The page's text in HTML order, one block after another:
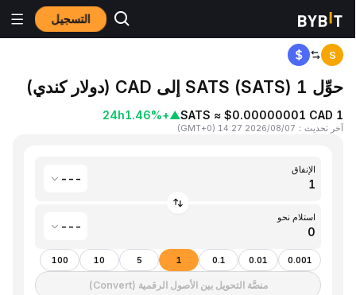
التسجيل المنزٍل Satoshis Vision(SATS) to دولار كندي(CAD)
S
حوِّل 1 SATS (SATS) إلى CAD (دولار كندي)
1 SATS ≈ $0.00000001 CAD
▲
+1.46%
24h
آخر تحديث：
2026/08/07 14:27
(
GMT+0
)
الإنفاق
---
استلام نحو
---
0.001
0.01
0.1
1
5
10
100
منصَّة التحويل بين الأصول الرقمية (Convert)